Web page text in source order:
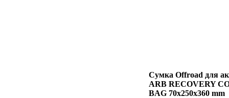
Сумка Offroad для
ARB RECOVERY
BAG 70x250x360 mm